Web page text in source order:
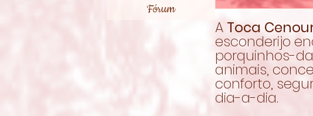
A Toca
esconderijo
porquinhos-
animais,
conforto,
dia-a-dia.
Fórum